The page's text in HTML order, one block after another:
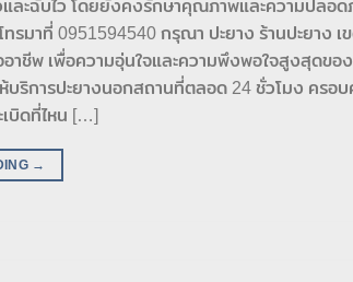
และฉับไว โดยยังคงรักษาคุณภาพและความปลอ
รมาที่ 0951594540 กรุณา ปะยาง ร้านปะยาง เ
าชีพ เพื่อความอุ่นใจและความพึงพอใจสูงสุดขอ
บริการปะยางนอกสถานที่ตลอด 24 ชั่วโมง ครอ
บิดที่ไหน […]
→